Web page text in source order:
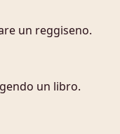
un reggiseno.
un libro.